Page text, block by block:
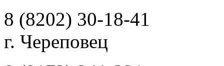
8 (8202) 30-18-41
г. Череповец